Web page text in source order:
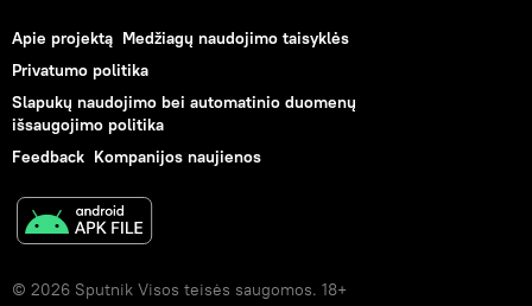
Apie projektą Medžiagų naudojimo taisyklės
Privatumo politika
Slapukų naudojimo bei automatinio duomenų
išsaugojimo politika
Feedback Kompanijos naujienos
© 2026 Sputnik Visos teisės saugomos. 18+